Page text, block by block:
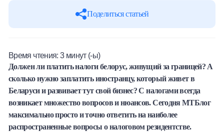
Халва
Онлайн-обменник
Поделиться статьей
Время чтения:3 минут (-ы)
Должен ли платить налоги белорус, живущий за границей? А
сколько нужно заплатить иностранцу, который живет в
Беларуси и развивает тут свой бизнес? С налогами всегда
возникает множество вопросов и нюансов. Сегодня МТБлог
максимально просто и точно ответить на наиболее
распространенные вопросы о налоговом резидентстве.